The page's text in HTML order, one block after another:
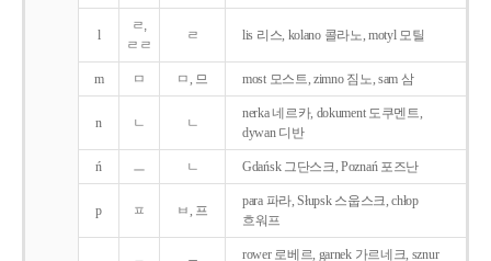
l
ㄹ,
ㄹㄹ
ㄹ lis 리스, kolano 콜라노, motyl 모틸
m ㅁ ㅁ, 므 most 모스트, zimno 짐노, sam 삼
n ㄴ ㄴ
nerka 네르카, dokument 도쿠멘트,
dywan 디반
ń ㅡ ㄴ Gdańsk 그단스크, Poznań 포즈난
p ㅍ ㅂ, 프
para 파라, Słupsk 스웁스크, chłop
흐워프
rower 로베르, garnek 가르네크, sznur